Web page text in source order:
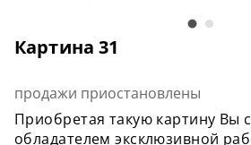
Картина 31
продажи приостановлены
Приобретая такую картину Вы
обладателем эксклюзивной